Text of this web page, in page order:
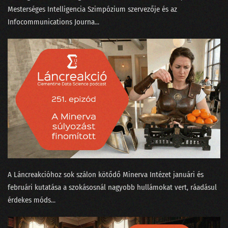
100 - Ezt is megértük!
099 - A KDNuggets és az örök amatőr orosz bölcs
098 - A GPT alapú keresők forradalmat hoznak
097 - Az igazság a Covid statisztikák körül
096 - Elvirát felköszöntötték névnapja alkalmából
095 - Elmetrükkök a prezentáció tudományában
094 - Kifényeztük a tavalyi kristálygömbünket!
092 - MI-tél helyett MI-nyár lett 2022-ben
Mesterséges Intelligencia Szimpózium⁠ szervezője és az
Infocommunications Journa...
A Láncreakcióhoz sok szálon kötődő Minerva Intézet⁠⁠ januári⁠⁠ és
februári⁠⁠ kutatása a szokásosnál nagyobb hullámokat vert, ráadásul
érdekes ⁠móds...